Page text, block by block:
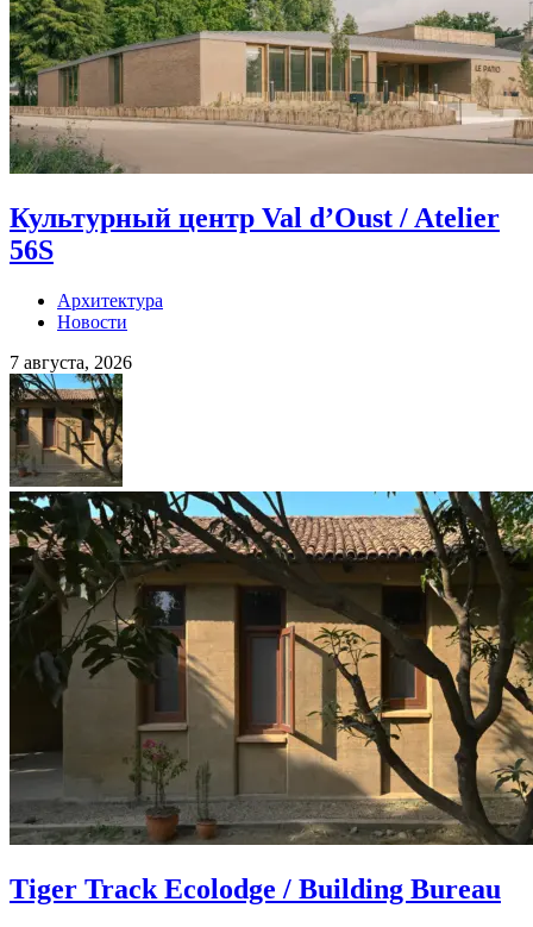
Культурный центр Val d’Oust / Atelier
56S
Архитектура
Новости
7 августа, 2026
Tiger Track Ecolodge / Building Bureau